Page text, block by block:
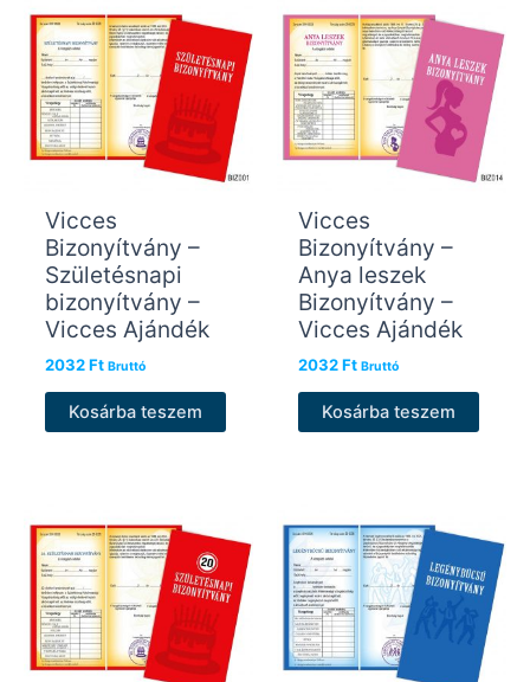
Vicces
Bizonyítvány –
Születésnapi
bizonyítvány –
Vicces Ajándék
2032Ft Bruttó
Kosárba teszem
Vicces
Bizonyítvány –
Anya leszek
Bizonyítvány –
Vicces Ajándék
2032Ft Bruttó
Kosárba teszem